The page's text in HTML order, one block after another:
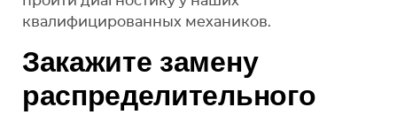
квалифицированных механиков.
Закажите замену
распределительного